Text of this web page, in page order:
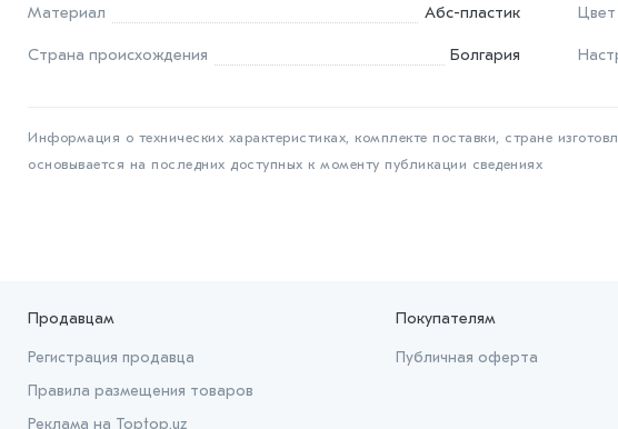
Материал Абс-пластик Цвет
Страна происхождения Болгария
Информация о технических характеристиках, комплекте поставки, стране
основывается на последних доступных к моменту публикации сведениях
Продавцам
Регистрация продавца
Правила размещения товаров
Реклама на Toptop.uz
Покупателям
Публичная оферта